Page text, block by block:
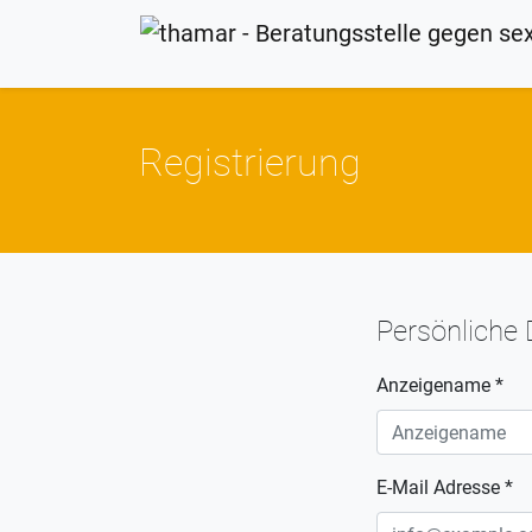
Registrierung
Persönliche
Anzeigename *
E-Mail Adresse *